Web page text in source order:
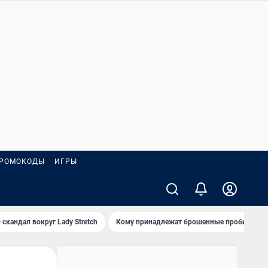
ИГРЫ
вокруг Lady Stretch Кому принадлежат брошенные пробирки?